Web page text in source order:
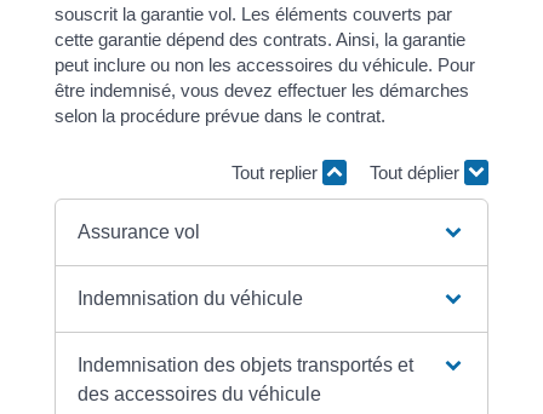
souscrit la garantie vol. Les éléments couverts par
cette garantie dépend des contrats. Ainsi, la garantie
peut inclure ou non les accessoires du véhicule. Pour
être indemnisé, vous devez effectuer les démarches
selon la procédure prévue dans le contrat.
Tout replier Tout déplier
Assurance vol
Indemnisation du véhicule
Indemnisation des objets transportés et
des accessoires du véhicule